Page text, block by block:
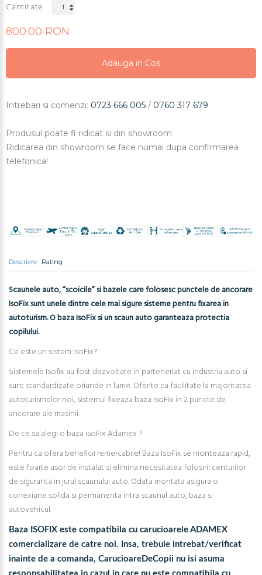
Cantitate
800.00 RON
Adauga in Cos
Adauga in Cos
Intrebari si comenzi: 0723 666 005 / 0760 317 679
Produsul poate fi ridicat si din showroom
Ridicarea din showroom se face numai dupa confirmarea
telefonica!
Descriere Rating
Scaunele auto, “scoicile” si bazele care folosesc punctele de ancorare
IsoFix sunt unele dintre cele mai sigure sisteme pentru fixarea in
autoturism. O baza IsoFix si un scaun auto garanteaza protectia
copilului.
Ce este un sistem IsoFix?
Sistemele Isofix au fost dezvoltate in parteneriat cu industria auto si
sunt standardizate oriunde in lume. Oferite ca facilitate la majoritatea
autoturismelor noi, sistemul fixeaza baza IsoFix in 2 puncte de
ancorare ale masinii.
De ce sa alegi o baza isoFix Adamex ?
Pentru ca ofera beneficii remercabile! Baza IsoFix se monteaza rapid,
este foarte usor de instalat si elimina necesitatea folosirii centurilor
de siguranta in jurul scaunului auto. Odata montata asigura o
conexiune solida si permanenta intra scaunul auto, baza si
autovehicul.
Baza ISOFIX este compatibila cu carucioarele ADAMEX
comercializare de catre noi. Insa, trebuie intrebat/verificat
inainte de a comanda, CarucioareDeCopii nu isi asuma